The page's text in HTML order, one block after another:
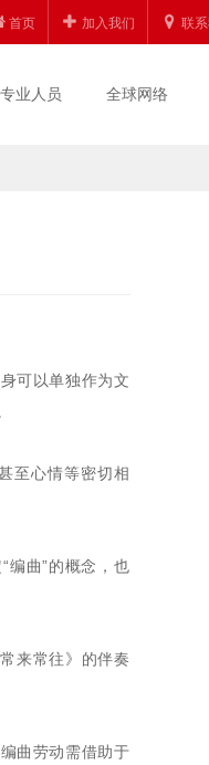
首页 加入我们 联
专业人员 全球网络
可以单独作为文
至心情等密切相
编曲”的概念，也
来常往》的伴奏
曲劳动需借助于